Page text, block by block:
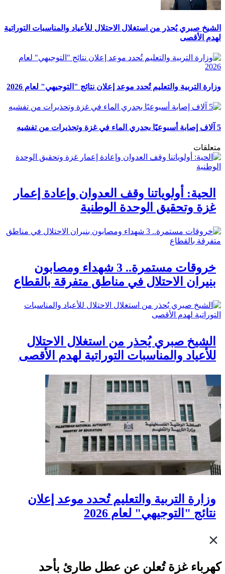
الشيخ صبري يُحذر من استغلال الاحتلال للأعياد والمناسبات التوراتية
لهدم الأقصى
وزارة التربية والتعليم تُحدد موعد إعلان نتائج "التوجيهي" لعام 2026
5 آلاف إصابة أسبوعيًا بجدري الماء في غزة وتحذيرات من تفشيه
متعلقات
الحية: أولوياتنا وقف العدوان وإعادة إعمار
غزة وتحقيق الوحدة الوطنية
خروقات مستمرة.. 3 شهداء ومصابون
بنيران الاحتلال في مناطق متفرقة بالقطاع
الشيخ صبري يُحذر من استغلال الاحتلال
للأعياد والمناسبات التوراتية لهدم الأقصى
وزارة التربية والتعليم تُحدد موعد إعلان
نتائج "التوجيهي" لعام 2026
كهرباء غزة تُعلن عن عطل طارئ بأحد